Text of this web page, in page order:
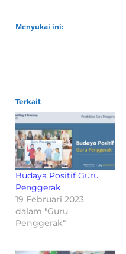
Menyukai ini:
Terkait
Budaya Positif Guru
Penggerak
19 Februari 2023
dalam "Guru
Penggerak"